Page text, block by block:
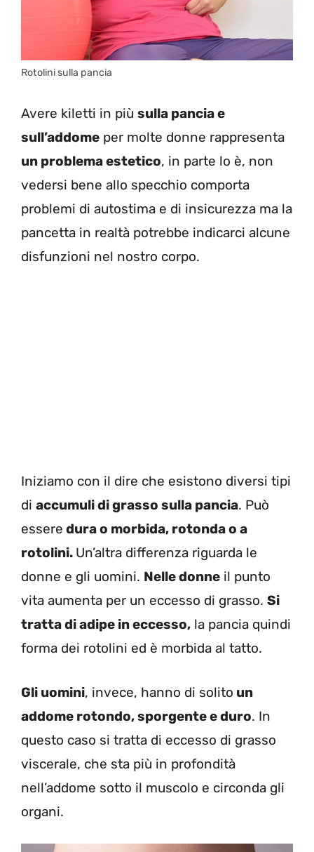
Rotolini sulla pancia
Avere kiletti in più sulla pancia e
sull’addome per molte donne rappresenta
un problema estetico, in parte lo è, non
vedersi bene allo specchio comporta
problemi di autostima e di insicurezza ma la
pancetta in realtà potrebbe indicarci alcune
disfunzioni nel nostro corpo.
Iniziamo con il dire che esistono diversi tipi
di accumuli di grasso sulla pancia. Può
essere dura o morbida, rotonda o a
rotolini. Un’altra differenza riguarda le
donne e gli uomini. Nelle donne il punto
vita aumenta per un eccesso di grasso. Si
tratta di adipe in eccesso, la pancia quindi
forma dei rotolini ed è morbida al tatto.
Gli uomini, invece, hanno di solito un
addome rotondo, sporgente e duro. In
questo caso si tratta di eccesso di grasso
viscerale, che sta più in profondità
nell’addome sotto il muscolo e circonda gli
organi.